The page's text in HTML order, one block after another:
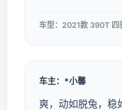
车型：2021款 390T 四
车主：*小馨
爽，动如脱兔，稳